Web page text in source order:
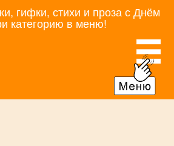
гифки, стихи и проза с Днём
категорию в меню!